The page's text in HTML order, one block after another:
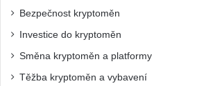
Bezpečnost kryptoměn
Investice do kryptoměn
Směna kryptoměn a platformy
Těžba kryptoměn a vybavení